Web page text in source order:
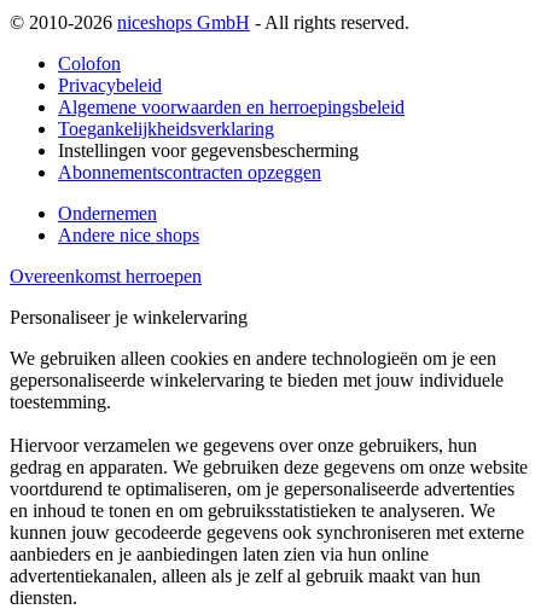
© 2010-2026 niceshops GmbH - All rights reserved.
Colofon
Privacybeleid
Algemene voorwaarden en herroepingsbeleid
Toegankelijkheidsverklaring
Instellingen voor gegevensbescherming
Abonnementscontracten opzeggen
Ondernemen
Andere nice shops
Overeenkomst herroepen
Personaliseer je winkelervaring
We gebruiken alleen cookies en andere technologieën om je een
gepersonaliseerde winkelervaring te bieden met jouw individuele
toestemming.
Hiervoor verzamelen we gegevens over onze gebruikers, hun
gedrag en apparaten. We gebruiken deze gegevens om onze website
voortdurend te optimaliseren, om je gepersonaliseerde advertenties
en inhoud te tonen en om gebruiksstatistieken te analyseren. We
kunnen jouw gecodeerde gegevens ook synchroniseren met externe
aanbieders en je aanbiedingen laten zien via hun online
advertentiekanalen, alleen als je zelf al gebruik maakt van hun
diensten.